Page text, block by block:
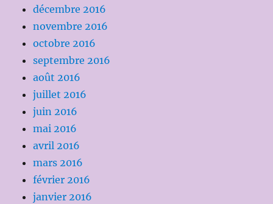
décembre 2016
novembre 2016
octobre 2016
septembre 2016
août 2016
juillet 2016
juin 2016
mai 2016
avril 2016
mars 2016
février 2016
janvier 2016